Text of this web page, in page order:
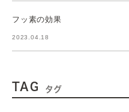
フッ素の効果
2023.04.18
TAG タグ